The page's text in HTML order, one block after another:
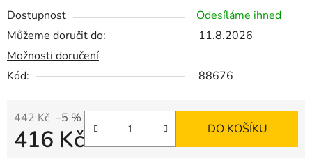
Dostupnost
Odesíláme ihned
Můžeme doručit do:
11.8.2026
Možnosti doručení
Kód:
88676
442 Kč –5 %
416 Kč DO KOŠÍKU